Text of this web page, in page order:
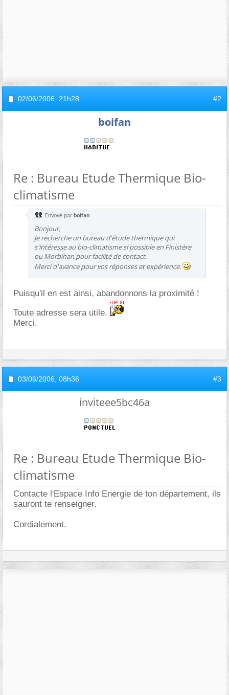
02/06/2006, 21h28 #2
boifan
Re : Bureau Etude Thermique Bio-
climatisme
Envoyé par boifan
Bonjour,
Je recherche un bureau d'étude thermique qui
s'intéresse au bio-climatisme si possible en Finistère
ou Morbihan pour facilité de contact.
Merci d'avance pour vos réponses et expérience.
Puisqu'il en est ainsi, abandonnons la proximité !
Toute adresse sera utile.
Merci.
03/06/2006, 08h36 #3
inviteee5bc46a
Re : Bureau Etude Thermique Bio-
climatisme
Contacte l'Espace Info Energie de ton département, ils
sauront te renseigner.
Cordialement.